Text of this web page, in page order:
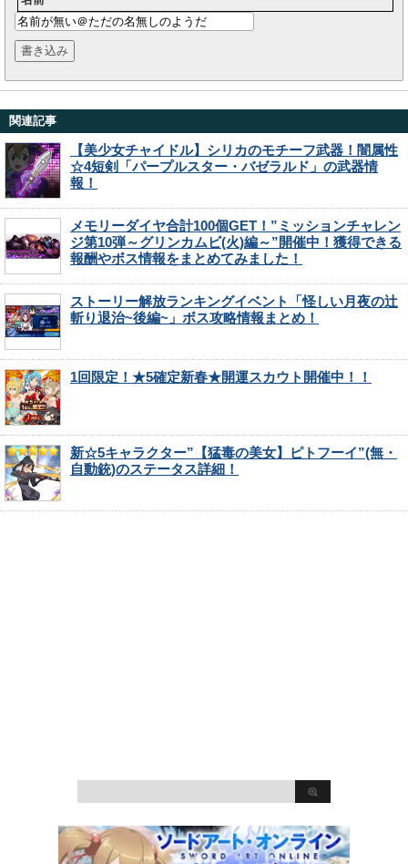
関連記事
【美少女チャイドル】シリカのモチーフ武器！闇属性
☆4短剣「パープルスター・バゼラルド」の武器情
報！
メモリーダイヤ合計100個GET！”ミッションチャレン
ジ第10弾～グリンカムビ(火)編～”開催中！獲得できる
報酬やボス情報をまとめてみました！
ストーリー解放ランキングイベント「怪しい月夜の辻
斬り退治~後編~」ボス攻略情報まとめ！
1回限定！★5確定新春★開運スカウト開催中！！
新☆5キャラクター”【猛毒の美女】ピトフーイ”(無・
自動銃)のステータス詳細！